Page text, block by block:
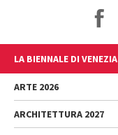
LA BIENNALE DI VENEZIA
L'Istituzione
Cariche istituzionali
Storia
ARTE 2026
Esposizione
ARCHITETTURA 2027